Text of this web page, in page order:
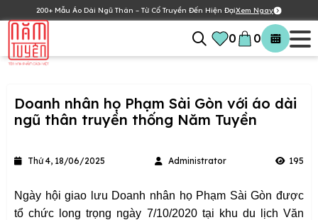
200+ Mẫu Áo Dài Ngũ Thân – Từ Cổ Truyền Đến Hiện ĐạiXem Ngay
0 0
Doanh nhân họ Phạm Sài Gòn với áo dài
ngũ thân truyền thống Năm Tuyền
Thứ 4, 18/06/2025 Administrator 195
Ngày hội giao lưu Doanh nhân họ Phạm Sài Gòn được
tổ chức long trọng ngày 7/10/2020 tại khu du lịch Văn